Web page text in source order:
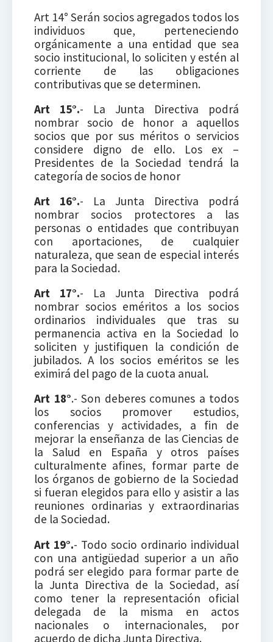
Art 14° Serán socios agregados todos los
individuos que, perteneciendo
orgánicamente a una entidad que sea
socio institucional, lo soliciten y estén al
corriente de las obligaciones
contributivas que se determinen.
Art 15°.- La Junta Directiva podrá
nombrar socio de honor a aquellos
socios que por sus méritos o servicios
considere digno de ello. Los ex –
Presidentes de la Sociedad tendrá la
categoría de socios de honor
Art 16°.- La Junta Directiva podrá
nombrar socios protectores a las
personas o entidades que contribuyan
con aportaciones, de cualquier
naturaleza, que sean de especial interés
para la Sociedad.
Art 17°.- La Junta Directiva podrá
nombrar socios eméritos a los socios
ordinarios individuales que tras su
permanencia activa en la Sociedad lo
soliciten y justifiquen la condición de
jubilados. A los socios eméritos se les
eximirá del pago de la cuota anual.
Art 18°.- Son deberes comunes a todos
los socios promover estudios,
conferencias y actividades, a fin de
mejorar la enseñanza de las Ciencias de
la Salud en España y otros países
culturalmente afines, formar parte de
los órganos de gobierno de la Sociedad
si fueran elegidos para ello y asistir a las
reuniones ordinarias y extraordinarias
de la Sociedad.
Art 19°.- Todo socio ordinario individual
con una antigüedad superior a un año
podrá ser elegido para formar parte de
la Junta Directiva de la Sociedad, así
como tener la representación oficial
delegada de la misma en actos
nacionales o internacionales, por
acuerdo de dicha Junta Directiva.